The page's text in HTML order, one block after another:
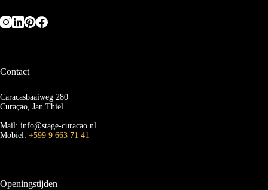
Contact
Caracasbaaiweg 280
Curaçao, Jan Thiel
Mail: info@stage-curacao.nl
Mobiel: +599 9 663 71 41
Openingstijden